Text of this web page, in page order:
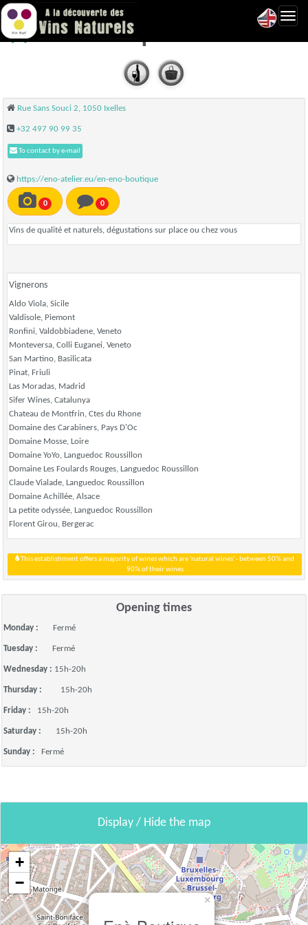
Enò Boutique - Bruxelles
Rue Sans Souci 2, 1050 Ixelles
+32 497 90 99 35
To contact by e-mail
https://eno-atelier.eu/en-eno-boutique
0 0
Vins de qualité et naturels, dégustations sur place ou chez vous
Vignerons
Aldo Viola, Sicile
Valdisole, Piemont
Ronfini, Valdobbiadene, Veneto
Monteversa, Colli Euganei, Veneto
San Martino, Basilicata
Pinat, Friuli
Las Moradas, Madrid
Sifer Wines, Catalunya
Chateau de Montfrin, Ctes du Rhone
Domaine des Carabiners, Pays D'Oc
Domaine Mosse, Loire
Domaine YoYo, Languedoc Roussillon
Domaine Les Foulards Rouges, Languedoc Roussillon
Claude Vialade, Languedoc Roussillon
Domaine Achillée, Alsace
La petite odyssée, Languedoc Roussillon
Florent Girou, Bergerac
90% of their wines
Opening times
Monday : Fermé
Tuesday : Fermé
Wednesday : 15h-20h
Thursday : 15h-20h
Friday : 15h-20h
Saturday : 15h-20h
Sunday : Fermé
Display / Hide the map
×
+
−